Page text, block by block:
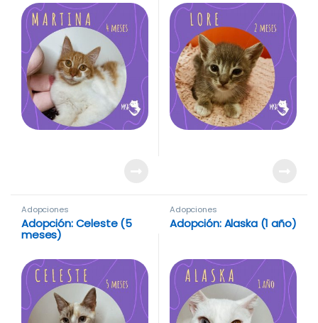
Adopciones
Adopción: Celeste (5
meses)
Adopciones
Adopción: Alaska (1 año)